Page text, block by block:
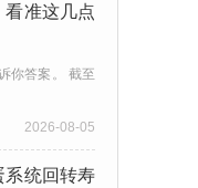
看准这几点
你答案。 截至
2026-08-05
系统回转寿